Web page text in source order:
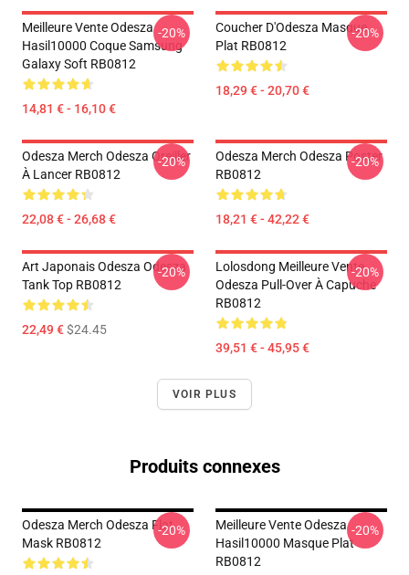
Meilleure Vente Odesza
Hasil10000 Coque Samsung
Galaxy Soft RB0812
14,81 € - 16,10 €
-20%
Coucher D'Odesza Masque
Plat RB0812
18,29 € - 20,70 €
-20%
Odesza Merch Odesza Oreiller
À Lancer RB0812
22,08 € - 26,68 €
-20%
Odesza Merch Odesza Poster
RB0812
18,21 € - 42,22 €
-20%
Art Japonais Odesza Odesza
Tank Top RB0812
22,49 €$24.45
-20%
Lolosdong Meilleure Vente
Odesza Pull-Over À Capuche
RB0812
39,51 € - 45,95 €
-20%
VOIR PLUS
Produits connexes
Odesza Merch Odesza Flat
Mask RB0812
-20%
Meilleure Vente Odesza
Hasil10000 Masque Plat
RB0812
-20%